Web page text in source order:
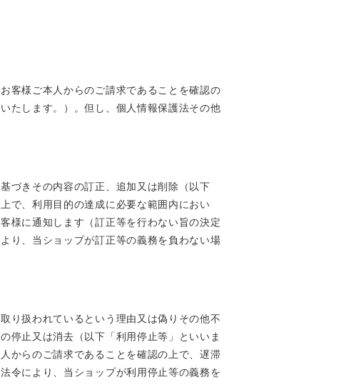
客様ご本人からのご請求であることを確認の
たします。）。但し、個人情報保護法その他
づきその内容の訂正、追加又は削除（以下
で、利用目的の達成に必要な範囲内におい
様に通知します（訂正等を行わない旨の決定
り、当ショップが訂正等の義務を負わない場
り扱われているという理由又は偽りその他不
停止又は消去（以下「利用停止等」といいま
からのご請求であることを確認の上で、遅滞
令により、当ショップが利用停止等の義務を